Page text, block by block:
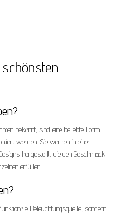
bekannt, sind eine beliebte Form
werden. Sie werden in einer
hergestellt, die den Geschmack
erfüllen.
Beleuchtungsquelle, sondern